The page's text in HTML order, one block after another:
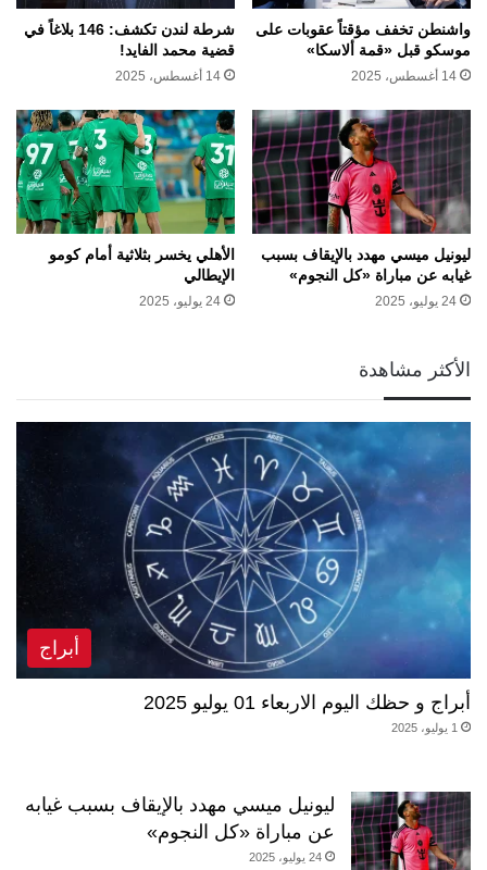
واشنطن تخفف مؤقتاً عقوبات على
موسكو قبل «قمة ألاسكا»
14 أغسطس، 2025
شرطة لندن تكشف: 146 بلاغاً في
قضية محمد الفايد!
14 أغسطس، 2025
ليونيل ميسي مهدد بالإيقاف بسبب
غيابه عن مباراة «كل النجوم»
24 يوليو، 2025
الأهلي يخسر بثلاثية أمام كومو
الإيطالي
24 يوليو، 2025
الأكثر مشاهدة
أبراج
أبراج و حظك اليوم الاربعاء 01 يوليو 2025
1 يوليو، 2025
ليونيل ميسي مهدد بالإيقاف بسبب غيابه
عن مباراة «كل النجوم»
24 يوليو، 2025